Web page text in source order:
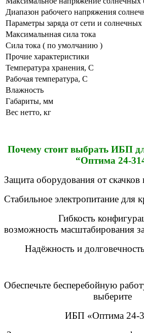
Диапазон рабочего напряжения
Параметры заряда от сети и солнечных
Максимальнная сила тока
Сила тока ( по умолчанию )
Прочие характеристики
Температура хранения, С
Рабочая температура, С
Влажность
Габариты, мм
Вес нетто, кг
Почему стоитвыбрать ИБП
“Оптима 24-
Защита оборудования от скачков
Стабильное электропитание для
Гибкость
возможность масштабирования
Надёжность и долговечность
Обеспечьте бесперебойную
выберите
ИБП «Оптима 24-